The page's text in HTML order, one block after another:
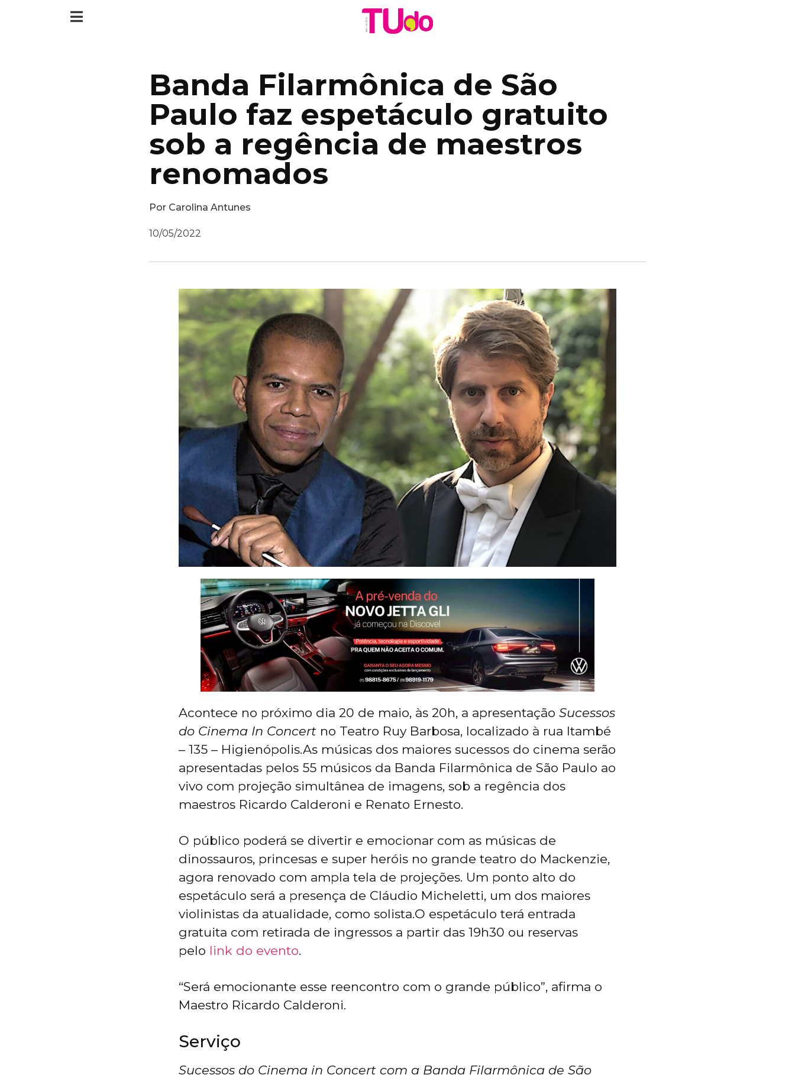
Banda Filarmônica de São
Paulo faz espetáculo gratuito
sob a regência de maestros
renomados
Por Carolina Antunes
10/05/2022
Acontece no próximo dia 20 de maio, às 20h, a apresentação Sucessos
do Cinema In Concert no Teatro Ruy Barbosa, localizado à rua Itambé
– 135 – Higienópolis.As músicas dos maiores sucessos do cinema serão
apresentadas pelos 55 músicos da Banda Filarmônica de São Paulo ao
vivo com projeção simultânea de imagens, sob a regência dos
maestros Ricardo Calderoni e Renato Ernesto.
O público poderá se divertir e emocionar com as músicas de
dinossauros, princesas e super heróis no grande teatro do Mackenzie,
agora renovado com ampla tela de projeções. Um ponto alto do
espetáculo será a presença de Cláudio Micheletti, um dos maiores
violinistas da atualidade, como solista.O espetáculo terá entrada
gratuita com retirada de ingressos a partir das 19h30 ou reservas
pelo link do evento.
“Será emocionante esse reencontro com o grande público”, afirma o
Maestro Ricardo Calderoni.
Serviço
Sucessos do Cinema in Concert com a Banda Filarmônica de São